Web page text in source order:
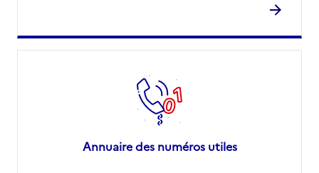
Annuaire des numéros utiles